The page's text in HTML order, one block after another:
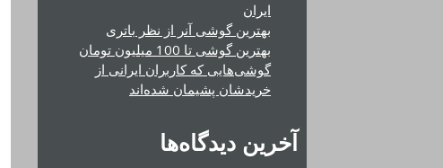
ایران
بهترین گوشی آنر از نظر باتری
بهترین گوشی تا 100 میلیون تومان
گوشی‌هایی که کاربران ایرانی از
خریدشان پشیمان شده‌اند
آخرین دیدگاه‌ها